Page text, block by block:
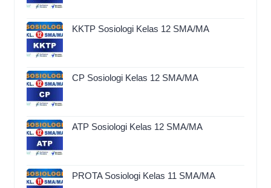
KKTP Sosiologi Kelas 12 SMA/MA
CP Sosiologi Kelas 12 SMA/MA
ATP Sosiologi Kelas 12 SMA/MA
PROTA Sosiologi Kelas 11 SMA/MA